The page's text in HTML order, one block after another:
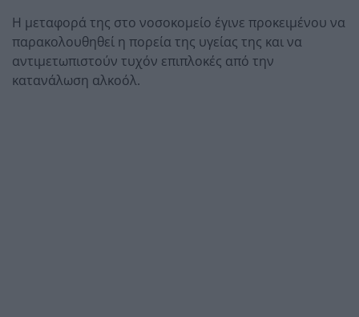
Η μεταφορά της στο νοσοκομείο έγινε προκειμένου να
παρακολουθηθεί η πορεία της υγείας της και να
αντιμετωπιστούν τυχόν επιπλοκές από την
κατανάλωση αλκοόλ.